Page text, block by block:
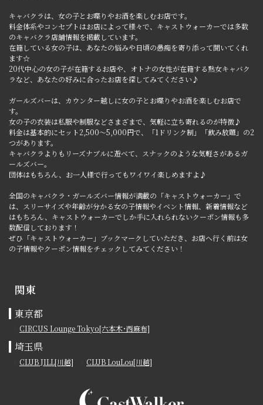
キャバクラは、女の子とお喋りやお酒を楽しむお店です。
料金体系やコンセプトはお店によって様々で、キャストウォーカーでは多数
のキャバクラ店舗情報を掲載しています。
在籍している女の子は、あなたの悩みや日頃の愚痴を寄り添って聞いてくれ
ます☆
20代中心の女の子が在籍するお店や、オトナの女性が在籍する熟女キャバク
ラなど、あなたの好みに合ったお店を探してみてください♪
ガールズバーは、カウンター越しに女の子とお喋りやお酒を楽しむお店で
す。
女の子の衣装は私服や制服などさまざまで、気軽に立ち寄れるのが特徴♪
料金は基本的にセット2,500～5,000円で、「1ドリンク制」「飲み放題」の2
つがあります。
キャバクラよりもリーズナブルに遊べて、スナックのような気軽さがあるガ
ールズバー。
団体はもちろん、お一人様で行ってもワイワイ楽しめますよ♪
全国のキャバクラ・ガールズバー情報が満載の「キャストウォーカー」で
は、スリーサイズや年齢が分かる女の子情報やイベント情報、新着情報など
はもちろん、キャストウォーカーでしか手に入れられないクーポン情報も多
数配信しております！
ぜひ「キャストウォーカー」ブックマークしていただき、お店へ行く前は女
の子情報やクーポン情報をチェックしてみてください！
関東
東京都
CIRCUS Lounge Tokyo[六本木･西麻布]
埼玉県
CLUB JILL[川越] CLUB LouLou[川越]